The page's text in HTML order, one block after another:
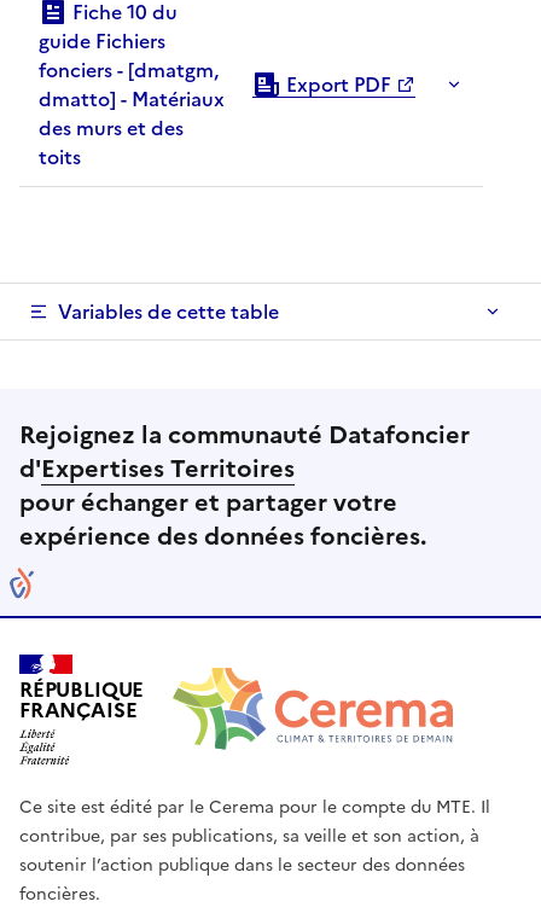
guide Fichiers
fonciers - [dmatgm,
dmatto] - Matériaux
des murs et des
toits
Export PDF
Variables de cette table
Rejoignez la communauté Datafoncier
d'Expertises Territoires
pour échanger et partager votre
expérience des données foncières.
RÉPUBLIQUE
FRANÇAISE
Ce site est édité par le Cerema pour le compte du MTE. Il
contribue, par ses publications, sa veille et son action, à
soutenir l’action publique dans le secteur des données
foncières.